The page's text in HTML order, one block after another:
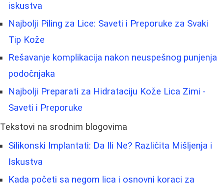
iskustva
Najbolji Piling za Lice: Saveti i Preporuke za Svaki
Tip Kože
Rešavanje komplikacija nakon neuspešnog punjenja
podočnjaka
Najbolji Preparati za Hidrataciju Kože Lica Zimi -
Saveti i Preporuke
Tekstovi na srodnim blogovima
Silikonski Implantati: Da Ili Ne? Različita Mišljenja i
Iskustva
Kada početi sa negom lica i osnovni koraci za